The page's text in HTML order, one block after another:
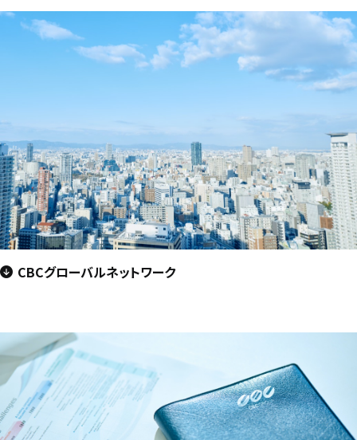
CBCグローバルネットワーク